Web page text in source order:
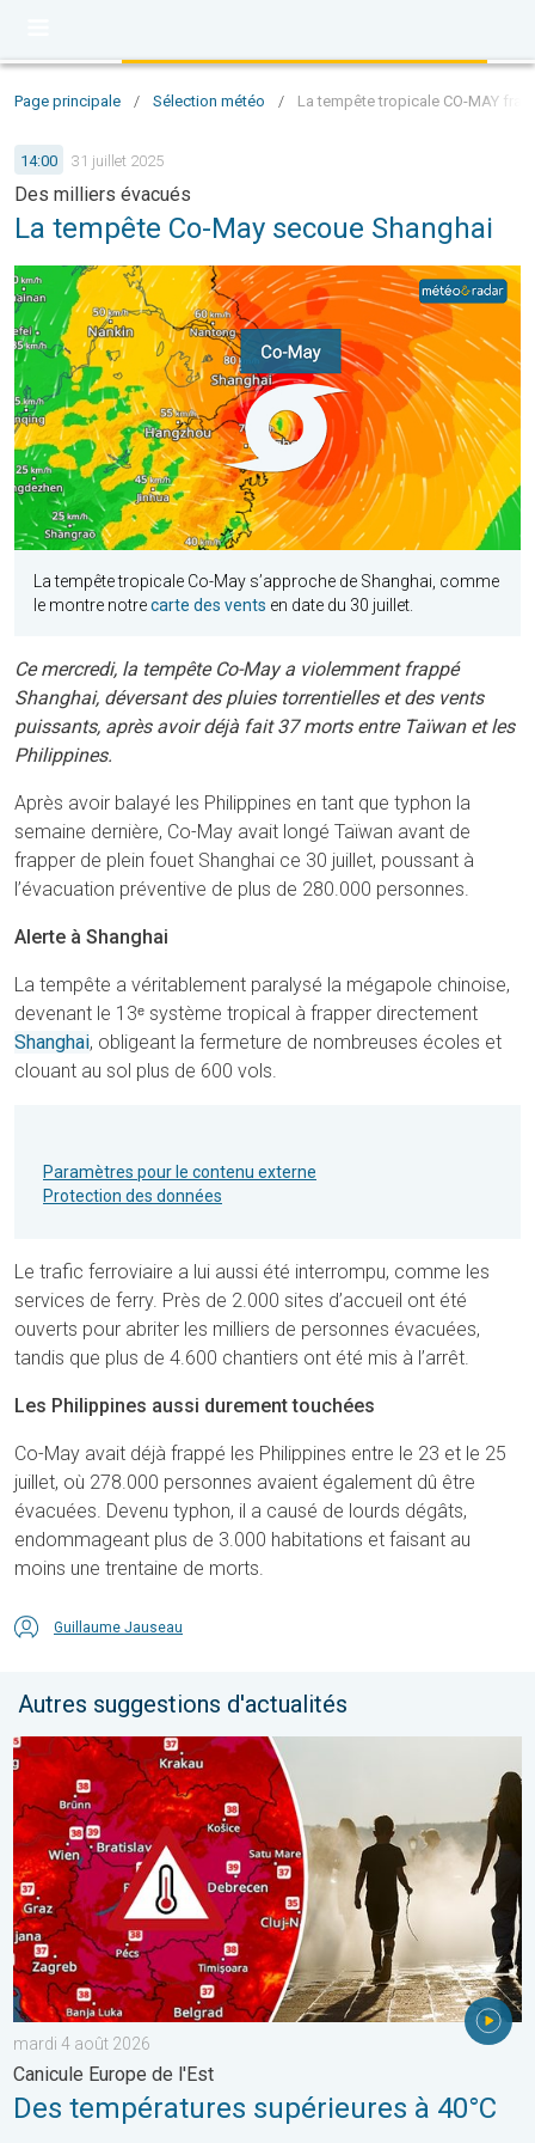
Page principale / Sélection météo / La tempête tropicale CO-MAY
14:00 31 juillet 2025
Des milliers évacués
La tempête Co-May secoue Shanghai
La tempête tropicale Co-May s’approche de Shanghai, comme
le montre notrecarte des vents en date du 30 juillet.
Ce mercredi, la tempête Co-May a violemment frappé
Shanghai, déversant des pluies torrentielles et des vents
puissants, après avoir déjà fait 37 morts entre Taïwan et les
Philippines.
Après avoir balayé les Philippines en tant que typhon la
semaine dernière, Co-May avait longé Taïwan avant de
frapper de plein fouet Shanghai ce 30 juillet, poussant à
l’évacuation préventive de plus de 280.000 personnes.
Alerte à Shanghai
La tempête a véritablement paralysé la mégapole chinoise,
devenant le 13ᵉ système tropical à frapper directement
Shanghai, obligeant la fermeture de nombreuses écoles et
clouant au sol plus de 600 vols.
Paramètres pour le contenu externe
Protection des données
Le trafic ferroviaire a lui aussi été interrompu, comme les
services de ferry. Près de 2.000 sites d’accueil ont été
ouverts pour abriter les milliers de personnes évacuées,
tandis que plus de 4.600 chantiers ont été mis à l’arrêt.
Les Philippines aussi durement touchées
Co-May avait déjà frappé les Philippines entre le 23 et le 25
juillet, où 278.000 personnes avaient également dû être
évacuées. Devenu typhon, il a causé de lourds dégâts,
endommageant plus de 3.000 habitations et faisant au
moins une trentaine de morts.
Guillaume Jauseau
Autres suggestions d'actualités
Des températures supérieures à 40°C. Canicule Europe de
mardi 4 août 2026
Canicule Europe de l'Est
Des températures supérieures à 40°C